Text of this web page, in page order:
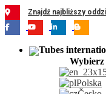
Przejdź
do
zawartości
Znajdź najbliższy
Polska